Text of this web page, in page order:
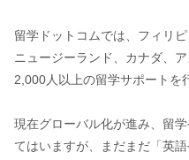
留学ドットコムでは、フィリ
ニュージーランド、カナダ、
2,000人以上の留学サポートを
現在グローバル化が進み、留
てはいますが、まだまだ「英